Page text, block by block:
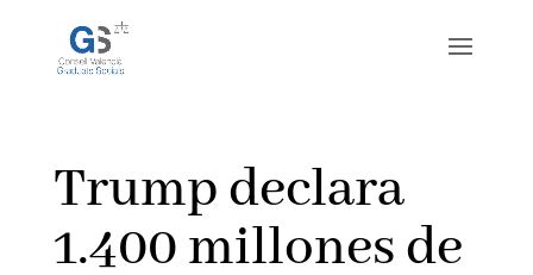
Trump declara
1.400 millones de